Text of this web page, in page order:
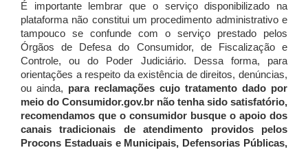
É importante lembrar que o serviço disponibilizado na
plataforma não constitui um procedimento administrativo e
tampouco se confunde com o serviço prestado pelos
Órgãos de Defesa do Consumidor, de Fiscalização e
Controle, ou do Poder Judiciário. Dessa forma, para
orientações a respeito da existência de direitos, denúncias,
ou ainda, para reclamações cujo tratamento dado por
meio do Consumidor.gov.br não tenha sido satisfatório,
recomendamos que o consumidor busque o apoio dos
canais tradicionais de atendimento providos pelos
Procons Estaduais e Municipais, Defensorias Públicas,